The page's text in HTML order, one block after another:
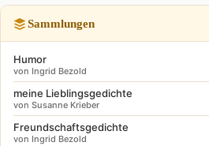
Sammlungen
Humor
von Ingrid Bezold
meine Lieblingsgedichte
von Susanne Krieber
Freundschaftsgedichte
von Ingrid Bezold